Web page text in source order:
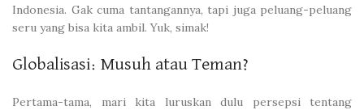
Indonesia. Gak cuma tantangannya, tapi juga peluang-peluang
seru yang bisa kita ambil. Yuk, simak!
Globalisasi: Musuh atau Teman?
Pertama-tama, mari kita luruskan dulu persepsi tentang